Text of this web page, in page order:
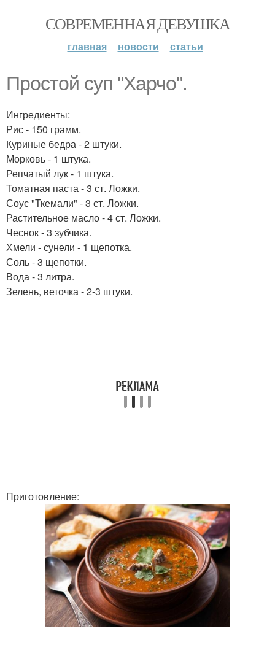
СОВРЕМЕННАЯ ДЕВУШКА
главная новости статьи
Простой суп "Харчо".
Ингредиенты:
Рис - 150 грамм.
Куриные бедра - 2 штуки.
Морковь - 1 штука.
Репчатый лук - 1 штука.
Томатная паста - 3 ст. Ложки.
Соус "Ткемали" - 3 ст. Ложки.
Растительное масло - 4 ст. Ложки.
Чеснок - 3 зубчика.
Хмели - сунели - 1 щепотка.
Соль - 3 щепотки.
Вода - 3 литра.
Зелень, веточка - 2-3 штуки.
Приготовление: